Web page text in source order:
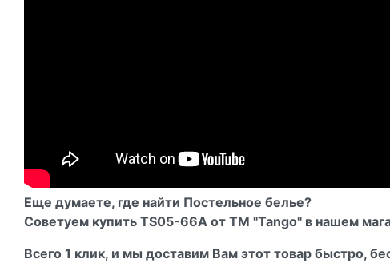
Еще думаете, где найти Постельное белье?
Советуем купить TS05-66А от ТМ "Tango" в нашем
Всего 1 клик, и мы доставим Вам этот товар быстро,